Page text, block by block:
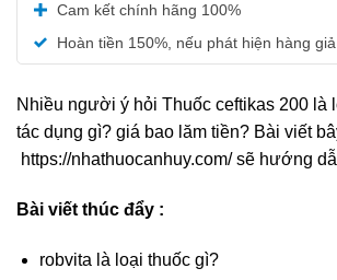
hạng5.00
5 sao
Cam kết chính hãng 100%
Hoàn tiền 150%, nếu phát hiện hàng giả
Nhiều người ý hỏi Thuốc ceftikas 200 là
tác dụng gì? giá bao lăm tiền? Bài viết
https://nhathuocanhuy.com/ sẽ hướng
Bài viết thúc đẩy :
robvita là loại thuốc gì?